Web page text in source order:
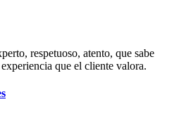
respetuoso, atento, que sabe
que el cliente valora.